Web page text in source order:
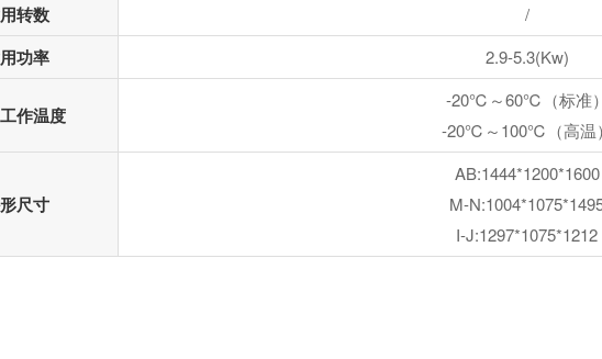
转数 /
功率 2.9-5.3(Kw)
作温度
-20℃～60℃（标准）
-20℃～100℃（高温）
尺寸
AB:1444*1200*1600
M-
I-J:1297*1075*1212